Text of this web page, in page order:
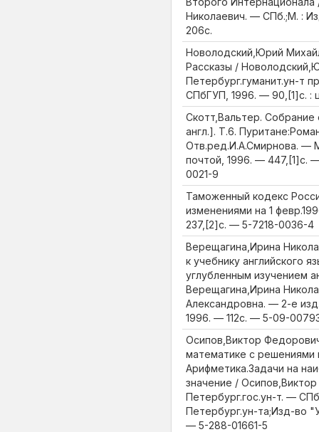
Николаевич. — СПб.;М. :
206с.
Новолодский,Юрий
Рассказы /
Петербург.гуманит.ун-т
СПбГУП, 1996. — 90,[1]с. :
Скотт,Вальтер. Собрание
англ.]. Т.6.
Отв.ред.И.А.Смирнова. —
почтой, 1996. — 447,[1]с.
0021-9
Таможенный кодекс
изменениями на 1
237,[2]с. — 5-7218-0036-4
Верещагина,Ирина
к учебнику английского
углубленным изучением
Верещагина,Ирина
Александровна. — 2-е
1996. — 112с. — 5-09-
Осипов,Виктор
математике с решениями
Арифметика.Задачи на
значение /
Петербург.гос.ун-т. —
Петербург.ун-та;Изд-во
— 5-288-01661-5